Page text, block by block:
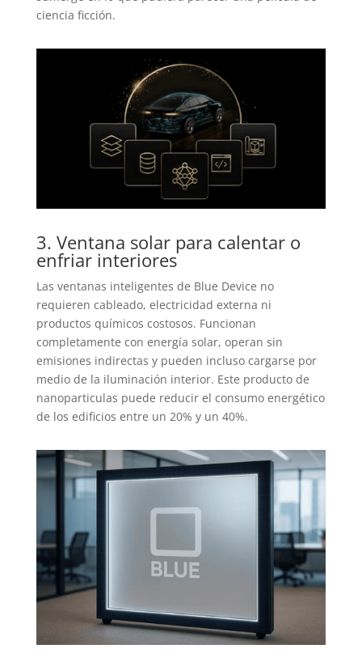
ciencia ficción.
3. Ventana solar para calentar o
enfriar interiores
Las ventanas inteligentes de Blue Device no
requieren cableado, electricidad externa ni
productos químicos costosos. Funcionan
completamente con energía solar, operan sin
emisiones indirectas y pueden incluso cargarse por
medio de la iluminación interior. Este producto de
nanoparticulas puede reducir el consumo energético
de los edificios entre un 20% y un 40%.